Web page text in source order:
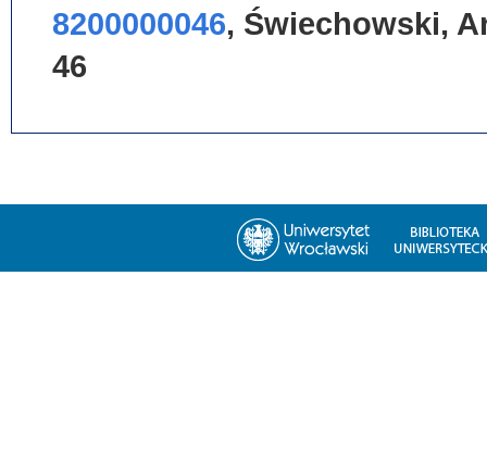
8200000046, Świechowski,
46